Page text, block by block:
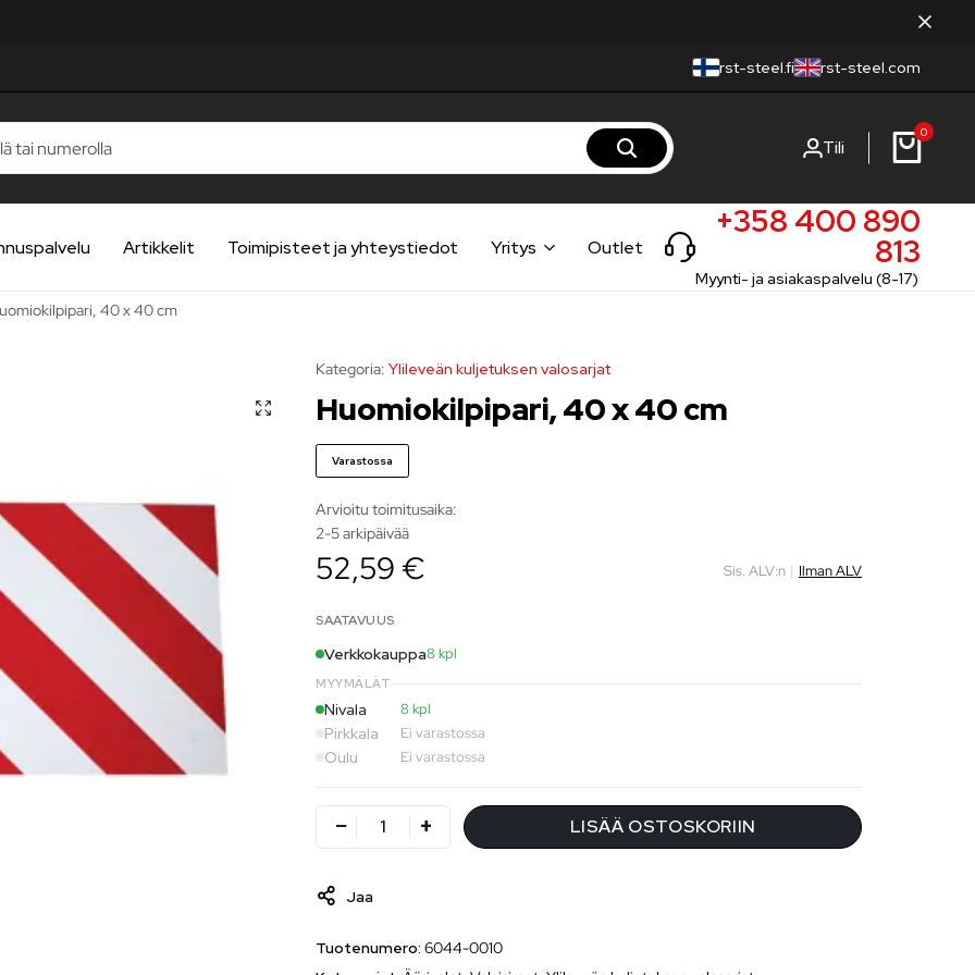
rst-steel.fi rst-steel.com
Tili
0
Artikkelit Toimipisteet ja yhteystiedot Yritys Outlet
+358 400 890
813
Myynti- ja asiakaspalvelu (8-17)
40 x 40 cm
Kategoria: Ylileveän kuljetuksen valosarjat
Huomiokilpipari, 40 x 40 cm
Varastossa
Arvioitu toimitusaika:
2-5 arkipäivää
52,59 € Sis. ALV:n | Ilman ALV
SAATAVUUS
Verkkokauppa8 kpl
MYYMÄLÄT
Nivala 8 kpl
Pirkkala Ei varastossa
Oulu Ei varastossa
LISÄÄ OSTOSKORIIN
Jaa
Tuotenumero:6044-0010